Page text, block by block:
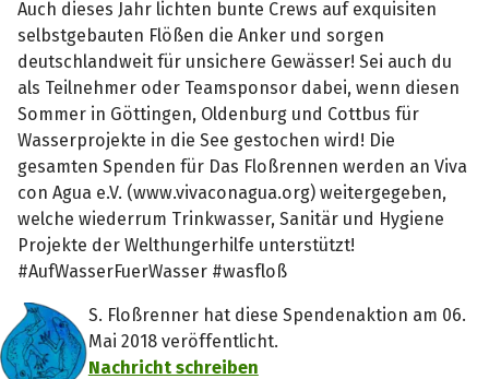
Auch dieses Jahr lichten bunte Crews auf exquisiten
selbstgebauten Flößen die Anker und sorgen
deutschlandweit für unsichere Gewässer! Sei auch du
als Teilnehmer oder Teamsponsor dabei, wenn diesen
Sommer in Göttingen, Oldenburg und Cottbus für
Wasserprojekte in die See gestochen wird! Die
gesamten Spenden für Das Floßrennen werden an Viva
con Agua e.V. (www.vivaconagua.org) weitergegeben,
welche wiederrum Trinkwasser, Sanitär und Hygiene
Projekte der Welthungerhilfe unterstützt!
#AufWasserFuerWasser #wasfloß
S. Floßrenner hat diese Spendenaktion am 06.
Mai 2018 veröffentlicht.
Nachricht schreiben